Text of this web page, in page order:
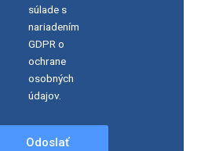
súlade s
nariadením
GDPR o
ochrane
osobných
údajov.
Odoslať